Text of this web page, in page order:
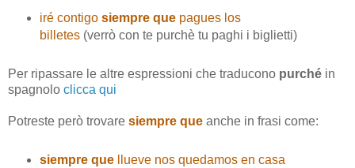
iré contigo siempre quepagues los
billetes(verrò con te purchè tu paghi i biglietti)
Per ripassare le altre espressioni che traducono purché in
spagnolo clicca qui
Potreste però trovare siempre que anche in frasi come:
siempre que
llueve nos quedamos en casa